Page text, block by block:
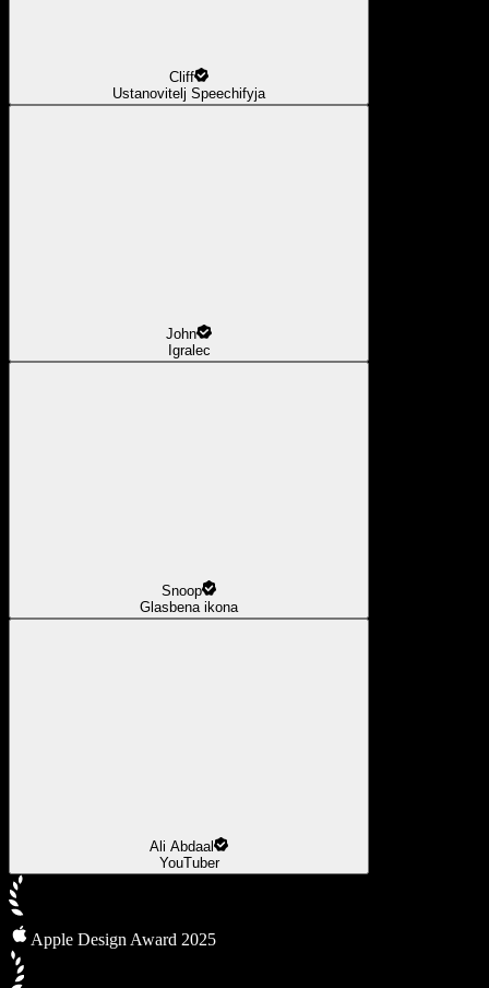
Cliff
Ustanovitelj Speechifyja
John
Igralec
Snoop
Glasbena ikona
Ali Abdaal
YouTuber
Apple Design Award 2025